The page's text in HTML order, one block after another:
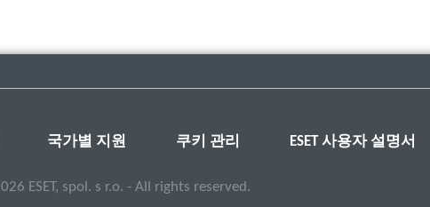
국가별 지원 쿠키 관리 ESET 사용자 설명서
ESET, spol. s r.o. - All rights reserved.